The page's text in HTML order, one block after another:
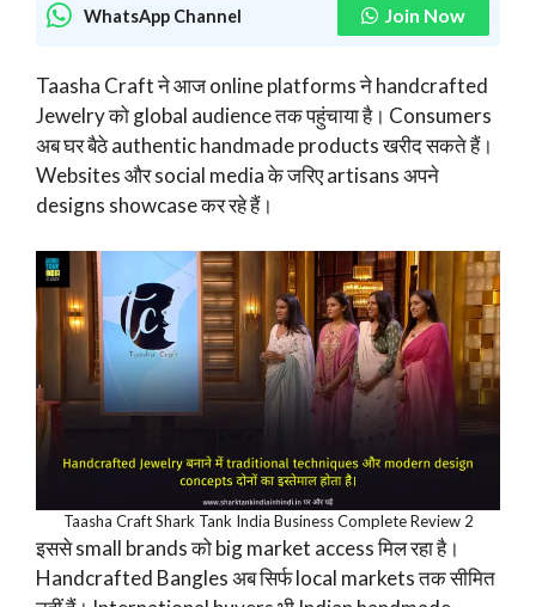
WhatsApp Channel Join Now
Taasha Craft ने आज online platforms ने handcrafted
Jewelry को global audience तक पहुंचाया है। Consumers
अब घर बैठे authentic handmade products खरीद सकते हैं।
Websites और social media के जरिए artisans अपने
designs showcase कर रहे हैं।
Taasha Craft Shark Tank India Business Complete Review 2
इससे small brands को big market access मिल रहा है।
Handcrafted Bangles अब सिर्फ local markets तक सीमित